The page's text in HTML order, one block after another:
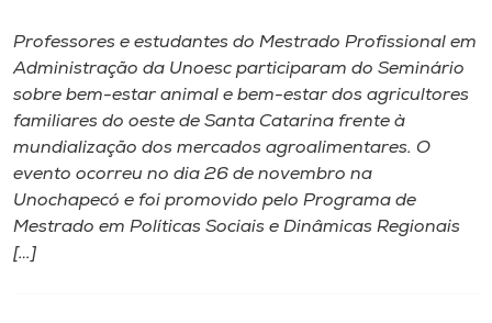
A
Internacionalização
I.nova
Professores e estudantes do Mestrado Profissional em
Administração da Unoesc participaram do Seminário
sobre bem-estar animal e bem-estar dos agricultores
familiares do oeste de Santa Catarina frente à
mundialização dos mercados agroalimentares. O
evento ocorreu no dia 26 de novembro na
Unochapecó e foi promovido pelo Programa de
Mestrado em Políticas Sociais e Dinâmicas Regionais
[…]